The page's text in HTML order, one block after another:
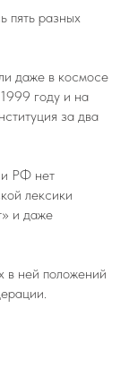
пять разных
даже в космосе
году и на
за два
РФ нет
лексики
и даже
в ней положений